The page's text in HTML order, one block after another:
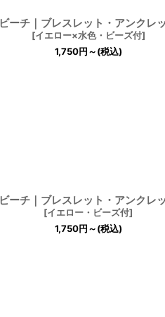
ビーチ｜ブレスレット・アンクレ
[イエロー×水色・ビーズ付]
1,750円～(税込)
ビーチ｜ブレスレット・アンクレ
[イエロー・ビーズ付]
1,750円～(税込)